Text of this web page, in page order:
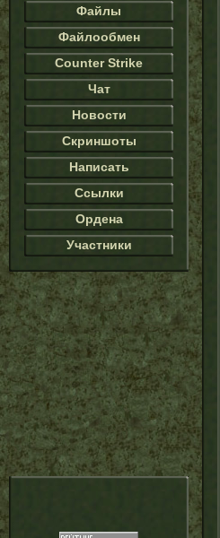
Файлы
Файлообмен
Counter Strike
Чат
Новости
Скриншоты
Написать
Ссылки
Ордена
Участники